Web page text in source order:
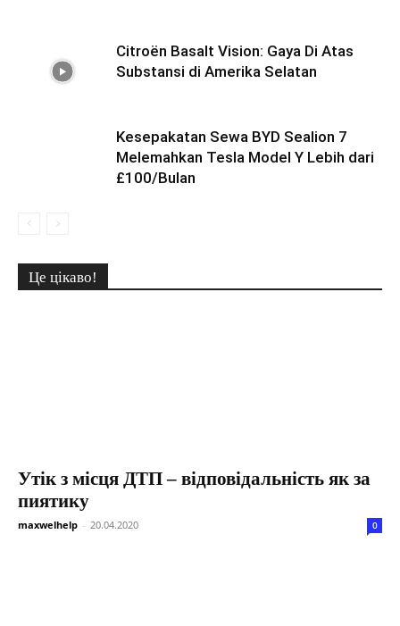
Citroën Basalt Vision: Gaya Di Atas
Substansi di Amerika Selatan
Kesepakatan Sewa BYD Sealion 7
Melemahkan Tesla Model Y Lebih dari
£100/Bulan
Це цікаво!
Утік з місця ДТП – відповідальність як за
пиятику
maxwelhelp - 20.04.2020 0